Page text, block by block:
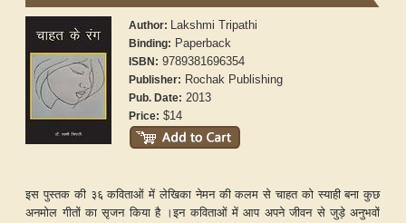
Author: Lakshmi Tripathi
Binding: Paperback
ISBN: 9789381696354
Publisher: Rochak Publishing
Pub. Date: 2013
Price: $14
इस पुस्तक की ३६ कविताओं मेंलेखिका नेमन की कलम से चाहत को स्याही बना कुछ
अनमोल गीतों का सृजन किया है।इन कविताओं में आप अपने जीवन से जुड़े अनुभवों